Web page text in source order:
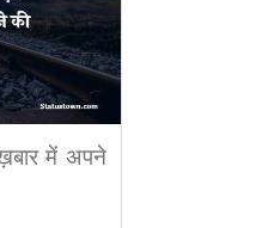
में अपने